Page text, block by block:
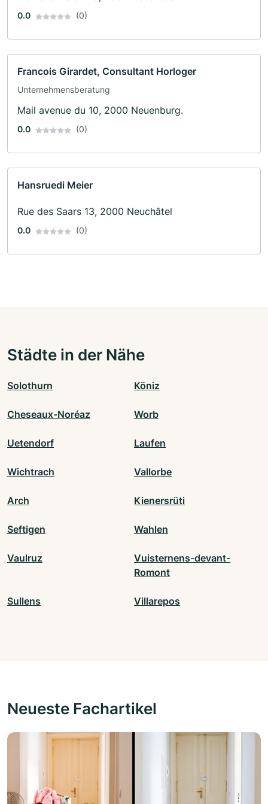
0.0 (0)
Francois Girardet, Consultant Horloger
Unternehmensberatung
Mail avenue du 10, 2000 Neuenburg.
0.0 (0)
Hansruedi Meier
Rue des Saars 13, 2000 Neuchâtel
0.0 (0)
Städte in der Nähe
Solothurn Köniz
Cheseaux-Noréaz Worb
Uetendorf Laufen
Wichtrach Vallorbe
Arch Kienersrüti
Seftigen Wahlen
Vaulruz
Vuisternens-devant-
Romont
Sullens Villarepos
Neueste Fachartikel